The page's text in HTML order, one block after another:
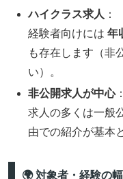
ハイクラス求人 ：
経験者向けには年
も存在します（非
い）。
非公開求人が中心：
求人の多くは一般
由での紹介が基本
🌍 対象者・経験の幅